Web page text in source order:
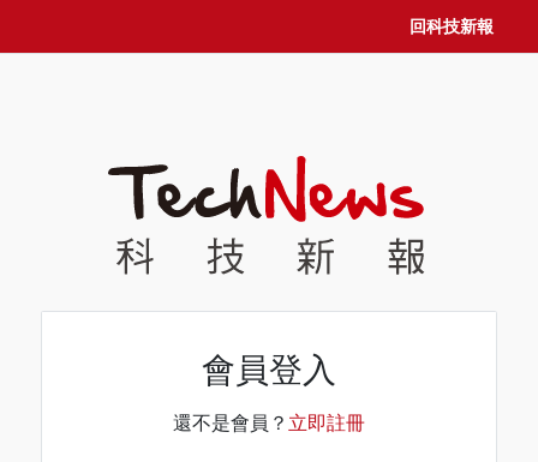
回科技新報
會員登入
還不是會員？ 立即註冊